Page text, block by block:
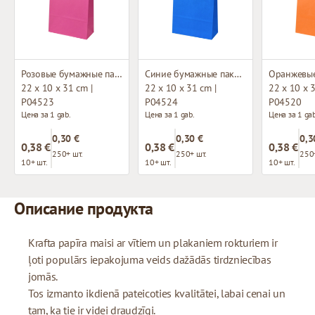
Розовые бумажные пакеты с плетёными ручками
22 x 10 x 31 cm |
P04523
Цена за 1 gab.
0,38 €
10+ шт.
0,30 €
250+ шт.
Синие бумажные пакеты с плетёными ручками
22 x 10 x 31 cm |
P04524
Цена за 1 gab.
0,38 €
10+ шт.
0,30 €
250+ шт.
22 x 10 x
P04520
Цена за 1
0,38 €
10+ шт.
Описание продукта
Krafta papīra maisi ar vītiem un plakaniem rokturiem ir
ļoti populārs iepakojuma veids dažādās tirdzniecības
jomās.
Tos izmanto ikdienā pateicoties kvalitātei, labai cenai un
tam, ka tie ir videi draudzīgi.